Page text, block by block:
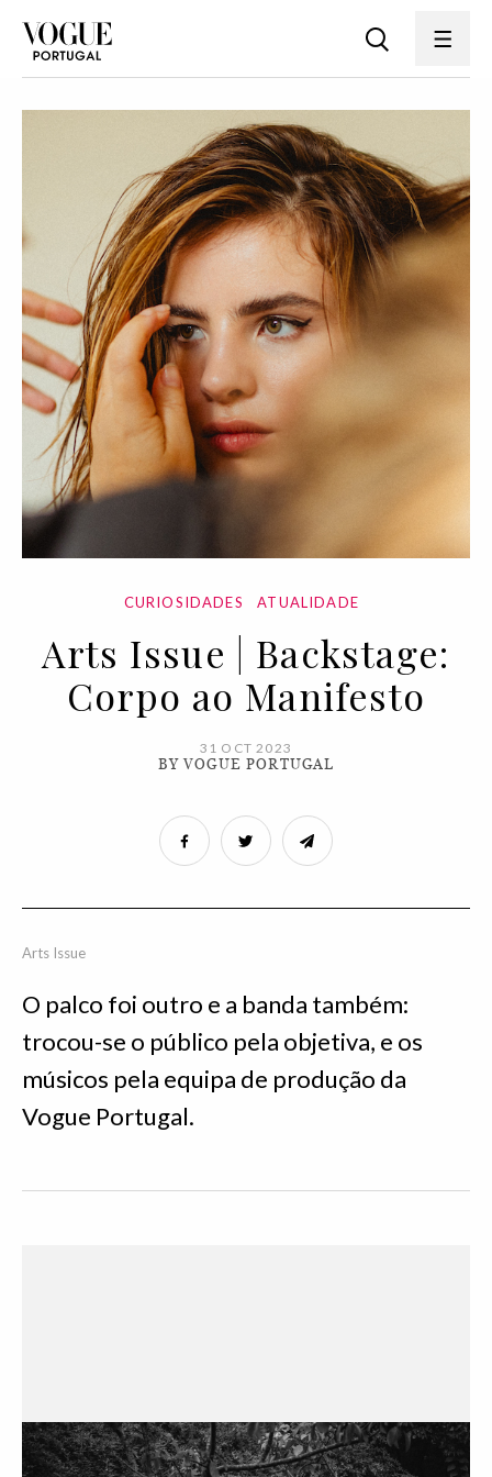
CURIOSIDADES ATUALIDADE
Arts Issue | Backstage:
Corpo ao Manifesto
31 OCT 2023
BY VOGUE PORTUGAL
Arts Issue
O palco foi outro e a banda também:
trocou-se o público pela objetiva, e os
músicos pela equipa de produção da
Vogue Portugal.